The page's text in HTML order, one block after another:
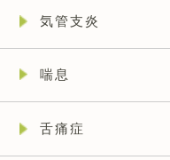
気管支炎
喘息
舌痛症